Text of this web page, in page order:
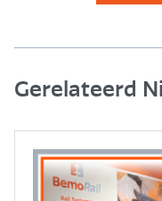
Gerelateerd